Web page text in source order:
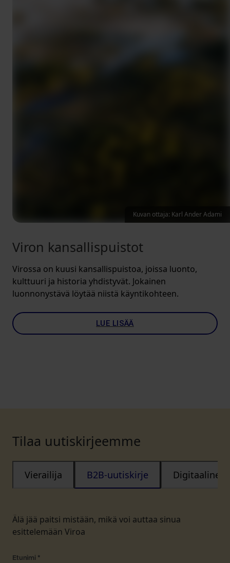
Viron kansallispuistot
Virossa on kuusi kansallispuistoa, joissa luonto,
kulttuuri ja historia yhdistyvät. Jokainen
luonnonystävä löytää niistä käyntikohteen.
LUE LISÄÄ
Kuvan ottaja: Karl Ander Adami
Tilaa uutiskirjeemme
Älä jää paitsi mistään, mikä voi auttaa sinua
esittelemään Viroa
Vierailija B2B-uutiskirje Digitaalinen
Etunimi *